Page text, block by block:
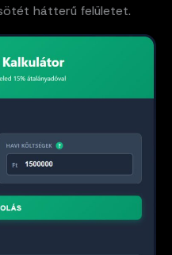
hátterű felületet.